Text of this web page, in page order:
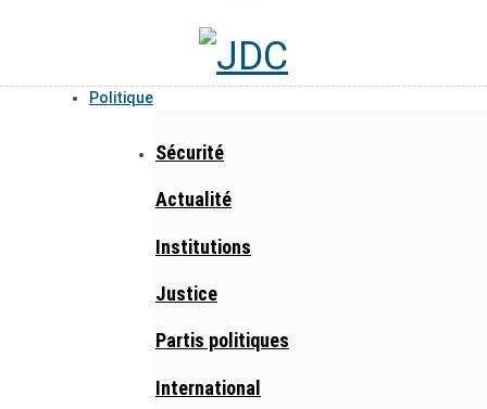
Politique
Sécurité
Actualité
Institutions
Justice
Partis politiques
International